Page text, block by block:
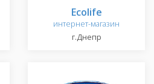
Ecolife
интернет-магазин
г.Днепр